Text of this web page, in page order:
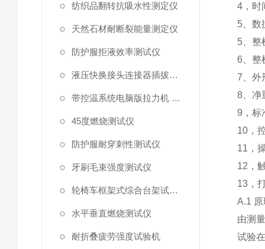
纺织品翻转抗吸水性测定仪
天然石材耐断裂能量测定仪
防护服拒液效率测试仪
液压快换接头连接器插拔泄漏测试仪
带控温系统电脑版拉力机 统电脑版拉力机
45度燃烧测试仪
防护服耐穿刺性测试仪
牙刷毛束强度测试仪
轮椅车框架式综合台架试验机
水平垂直燃烧测试仪
耐折叠疲劳强度试验机
4 ，
5 、
5 、
6 、
7 、
8 、
9 ，
10 ，
11 ，
12 ，
13 ，
A.1
由测
试验